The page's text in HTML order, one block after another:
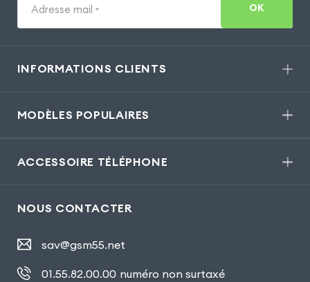
Adresse mail * OK
INFORMATIONS CLIENTS
MODÈLES POPULAIRES
ACCESSOIRE TÉLÉPHONE
NOUS CONTACTER
sav@gsm55.net
01.55.82.00.00 numéro non surtaxé